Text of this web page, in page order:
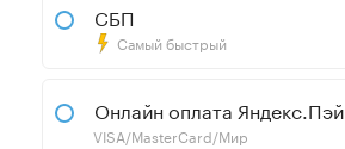
СБП
Самый быстрый
Онлайн оплата Яндекс.Пэй
VISA/MasterCard/Мир